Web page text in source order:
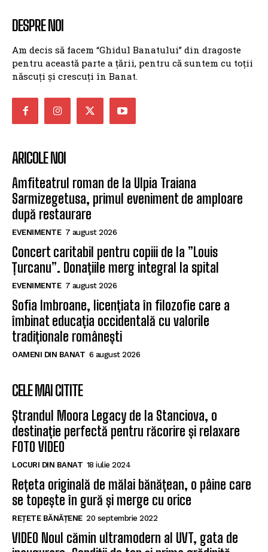
DESPRE NOI
Am decis să facem “Ghidul Banatului” din dragoste
pentru această parte a țării, pentru că suntem cu toții
născuți și crescuți în Banat.
ARICOLE NOI
Amfiteatrul roman de la Ulpia Traiana
Sarmizegetusa, primul eveniment de amploare
după restaurare
EVENIMENTE 7 august 2026
Concert caritabil pentru copiii de la ”Louis
Țurcanu”. Donațiile merg integral la spital
EVENIMENTE 7 august 2026
Sofia Imbroane, licențiata în filozofie care a
îmbinat educația occidentală cu valorile
tradiționale românești
OAMENI DIN BANAT 6 august 2026
CELE MAI CITITE
Ștrandul Moora Legacy de la Stanciova, o
destinație perfectă pentru răcorire și relaxare
FOTO VIDEO
LOCURI DIN BANAT 18 iulie 2024
Rețeta originală de mălai bănățean, o pâine care
se topește în gură și merge cu orice
REȚETE BĂNĂȚENE 20 septembrie 2022
VIDEO Noul cămin ultramodern al UVT, gata de